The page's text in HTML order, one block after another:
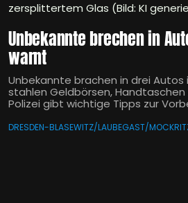
zersplittertem Glas (Bild: KI
Unbekannte brechen in
warnt
Unbekannte brachen in drei Autos
stahlen Geldbörsen,
Polizei gibt wichtige Tipps zur
DRESDEN-BLASEWITZ/LAUBEGAST/